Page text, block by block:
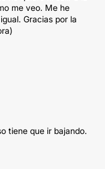
me veo. Me he
Gracias por la
tiene que ir bajando.